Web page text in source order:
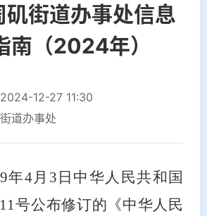
矶街道办事处信息
南（2024年）
12-27 11:30
道办事处
年4月3日中华人民共和国
号公布修订的《中华人民